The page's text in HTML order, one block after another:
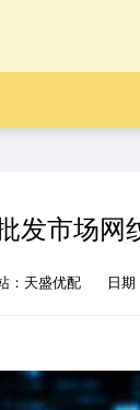
发市场网
：天盛优配 日